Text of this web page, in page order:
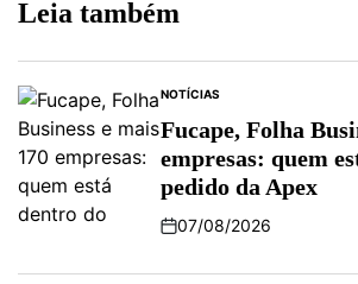
Leia também
NOTÍCIAS
Fucape, Folha
empresas: quem
pedido da Apex
07/08/2026